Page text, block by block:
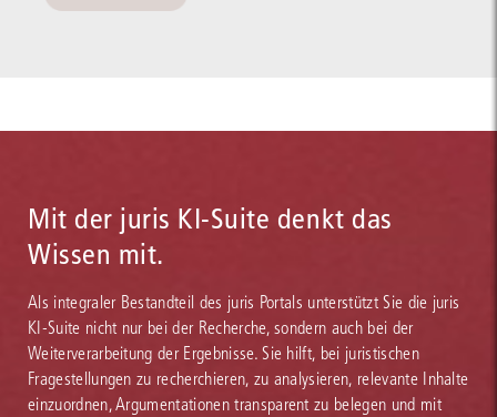
Mit der juris KI-Suite denkt das
Wissen mit.
Als integraler Bestandteil des juris Portals unterstützt Sie die juris
KI-Suite nicht nur bei der Recherche, sondern auch bei der
Weiterverarbeitung der Ergebnisse. Sie hilft, bei juristischen
Fragestellungen zu recherchieren, zu analysieren, relevante Inhalte
einzuordnen, Argumentationen transparent zu belegen und mit